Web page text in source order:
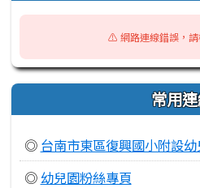
⚠️ 網路連線錯誤，請
常用
◎ 台南市東區復興國小附設
◎ 幼兒園粉絲專頁